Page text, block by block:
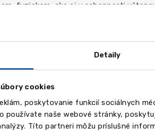
Detaily
cookies
poskytovanie funkcií sociálnych
používate naše webové stránky,
Títo partneri môžu príslušné
fyzickom, ako aj v schopnosti
trojpodlažná budova pre umelecké
telesný rozvoj dieťaťa vážne; Tu sú
a každý tu má svoje vlastné
športový areál, ktorý zahŕňa ihriská,
halu, fitnescentrum.